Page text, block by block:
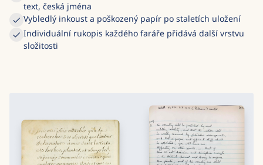
text, česká jména
Vybledlý inkoust a poškozený papír po staletích uložení
Individuální rukopis každého faráře přidává další vrstvu
složitosti